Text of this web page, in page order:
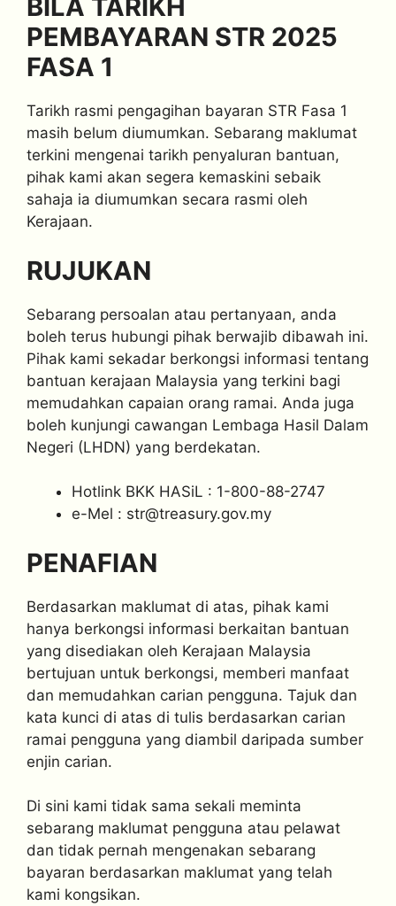
BILA TARIKH
PEMBAYARAN STR 2025
FASA 1
Tarikh rasmi pengagihan bayaran STR Fasa 1
masih belum diumumkan. Sebarang maklumat
terkini mengenai tarikh penyaluran bantuan,
pihak kami akan segera kemaskini sebaik
sahaja ia diumumkan secara rasmi oleh
Kerajaan.
RUJUKAN
Sebarang persoalan atau pertanyaan, anda
boleh terus hubungi pihak berwajib dibawah ini.
Pihak kami sekadar berkongsi informasi tentang
bantuan kerajaan Malaysia yang terkini bagi
memudahkan capaian orang ramai. Anda juga
boleh kunjungi cawangan Lembaga Hasil Dalam
Negeri (LHDN) yang berdekatan.
Hotlink BKK HASiL : 1-800-88-2747
e-Mel : str@treasury.gov.my
PENAFIAN
Berdasarkan maklumat di atas, pihak kami
hanya berkongsi informasi berkaitan bantuan
yang disediakan oleh Kerajaan Malaysia
bertujuan untuk berkongsi, memberi manfaat
dan memudahkan carian pengguna. Tajuk dan
kata kunci di atas di tulis berdasarkan carian
ramai pengguna yang diambil daripada sumber
enjin carian.
Di sini kami tidak sama sekali meminta
sebarang maklumat pengguna atau pelawat
dan tidak pernah mengenakan sebarang
bayaran berdasarkan maklumat yang telah
kami kongsikan.